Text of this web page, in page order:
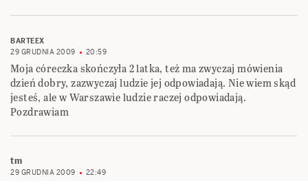
BARTEEX
29 GRUDNIA 2009
20:59
Moja córeczka skończyła 2 latka, też ma zwyczaj mówienia
dzień dobry, zazwyczaj ludzie jej odpowiadają. Nie wiem skąd
jesteś, ale w Warszawie ludzie raczej odpowiadają.
Pozdrawiam
tm
29 GRUDNIA 2009 22:49